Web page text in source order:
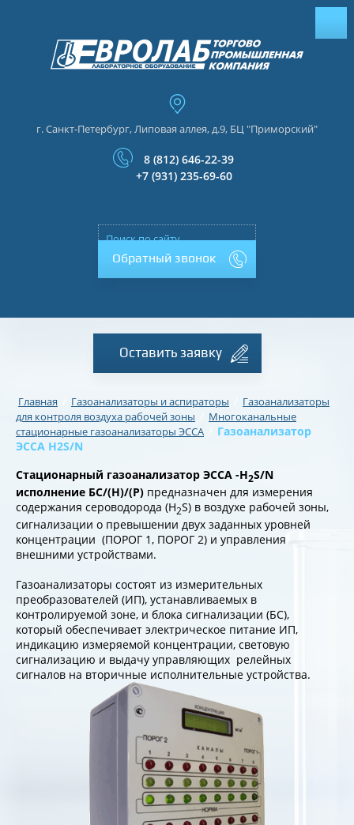
г. Санкт-Петербург, Липовая аллея, д.9, БЦ "Приморский"
8 (812) 646-22-39
+7 (931) 235-69-60
Обратный звонок
Оставить заявку
Главная Газоанализаторы и аспираторы
Газоанализаторы
для контроля воздуха рабочей зоны
Многоканальные
стационарные газоанализаторы ЭССА
Газоанализатор
ЭССА H2S/N
Стационарный газоанализатор ЭССА -H2S/N
исполнение БС/(Н)/(Р) предназначен для измерения
содержания сероводорода (H2S) в воздухе рабочей зоны,
сигнализации о превышении двух заданных уровней
концентрации (ПОРОГ 1, ПОРОГ 2) и управления
внешними устройствами.
Газоанализаторы состоят из измерительных
преобразователей (ИП), устанавливаемых в
контролируемой зоне, и блока сигнализации (БС),
который обеспечивает электрическое питание ИП,
индикацию измеряемой концентрации, световую
сигнализацию и выдачу управляющих релейных
сигналов на вторичные исполнительные устройства.